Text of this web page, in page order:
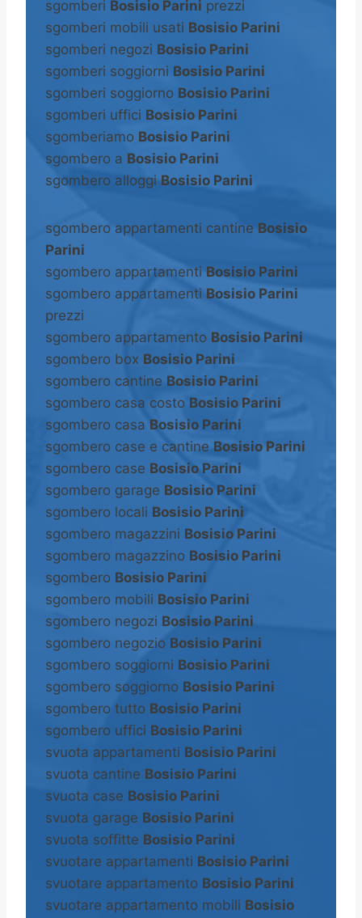
sgomberi Bosisio Parini prezzi
sgomberi mobili usati Bosisio Parini
sgomberi negozi Bosisio Parini
sgomberi soggiorni Bosisio Parini
sgomberi soggiorno Bosisio Parini
sgomberi uffici Bosisio Parini
sgomberiamo Bosisio Parini
sgombero a Bosisio Parini
sgombero alloggi Bosisio Parini
sgombero appartamenti cantine Bosisio
Parini
sgombero appartamenti Bosisio Parini
sgombero appartamenti Bosisio Parini
prezzi
sgombero appartamento Bosisio Parini
sgombero box Bosisio Parini
sgombero cantine Bosisio Parini
sgombero casa costo Bosisio Parini
sgombero casa Bosisio Parini
sgombero case e cantine Bosisio Parini
sgombero case Bosisio Parini
sgombero garage Bosisio Parini
sgombero locali Bosisio Parini
sgombero magazzini Bosisio Parini
sgombero magazzino Bosisio Parini
sgombero Bosisio Parini
sgombero mobili Bosisio Parini
sgombero negozi Bosisio Parini
sgombero negozio Bosisio Parini
sgombero soggiorni Bosisio Parini
sgombero soggiorno Bosisio Parini
sgombero tutto Bosisio Parini
sgombero uffici Bosisio Parini
svuota appartamenti Bosisio Parini
svuota cantine Bosisio Parini
svuota case Bosisio Parini
svuota garage Bosisio Parini
svuota soffitte Bosisio Parini
svuotare appartamenti Bosisio Parini
svuotare appartamento Bosisio Parini
svuotare appartamento mobili Bosisio